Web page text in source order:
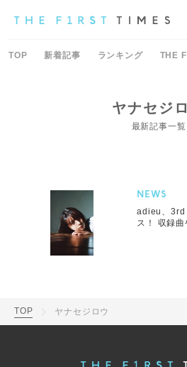
TOP 新着記事 ランキング THE
ヤナセジ
最新記事一覧
NEWS
adieu、3rd
ス！ 収録
TOP ヤナセジロウ